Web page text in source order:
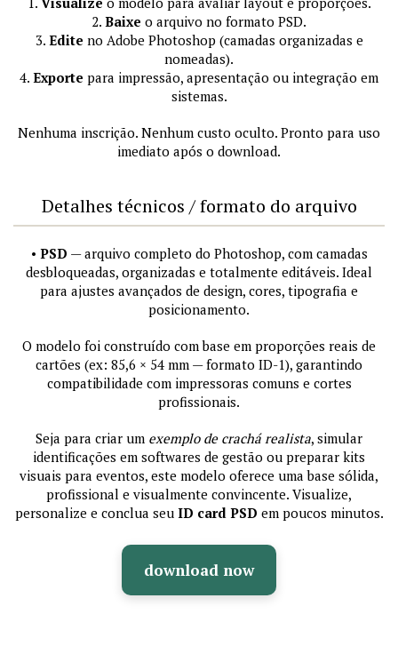
2. Baixe o arquivo no formato PSD.
3. Edite no Adobe Photoshop (camadas organizadas e
nomeadas).
4. Exporte para impressão, apresentação ou integração em
sistemas.
Nenhuma inscrição. Nenhum custo oculto. Pronto para uso
imediato após o download.
Detalhes técnicos / formato do arquivo
• PSD — arquivo completo do Photoshop, com camadas
desbloqueadas, organizadas e totalmente editáveis. Ideal
para ajustes avançados de design, cores, tipografia e
posicionamento.
O modelo foi construído com base em proporções reais de
cartões (ex: 85,6 × 54 mm — formato ID-1), garantindo
compatibilidade com impressoras comuns e cortes
profissionais.
Seja para criar um exemplo de crachá realista, simular
identificações em softwares de gestão ou preparar kits
visuais para eventos, este modelo oferece uma base sólida,
profissional e visualmente convincente. Visualize,
personalize e conclua seu ID card PSD em poucos minutos.
download now